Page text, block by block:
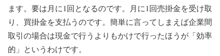
ます。要は月に1回となるのです。月に1回売掛金を受け取
り、買掛金を支払うのです。簡単に言ってしまえば企業間
取引の場合は現金で行うよりもかけで行ったほうが「効率
的」というわけです。